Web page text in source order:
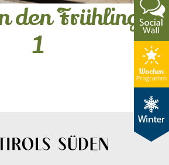
den Frühling
1